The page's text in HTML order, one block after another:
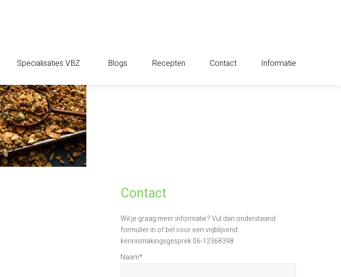
Specialisaties VBZ Blogs Recepten Contact Informatie
Contact
Wil je graag meer informatie? Vul dan onderstaand
formulier in of bel voor een vrijblijvend
kennismakingsgesprek 06-12368398
Naam*